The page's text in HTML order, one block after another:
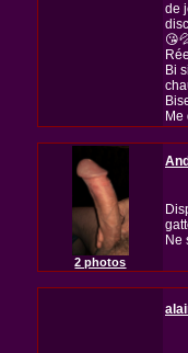
de
Bi
2 photos
Ne